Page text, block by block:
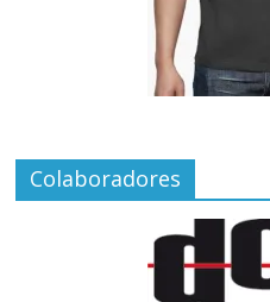
Colaboradores